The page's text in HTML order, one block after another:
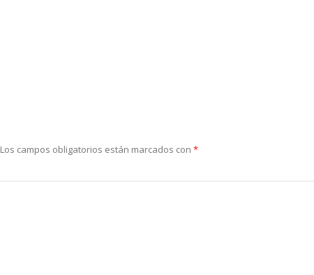
Los campos obligatorios están marcados con *